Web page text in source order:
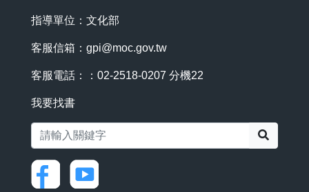
指導單位：文化部
客服信箱： gpi@moc.gov.tw
客服電話：：02-2518-0207 分機22
我要找書